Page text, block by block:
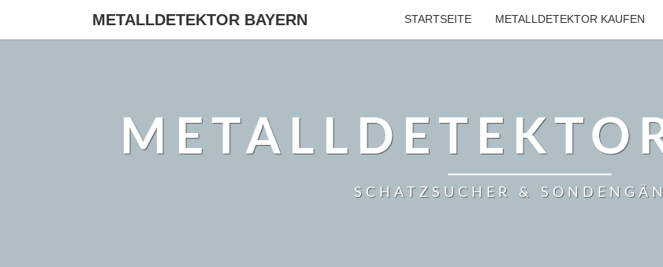
METALLDETEKTOR BAYERN STARTSEITE METALLDETEKTOR KAUFEN
SCHATZSUCHER &